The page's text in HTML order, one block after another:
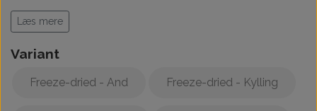
Du kan frit blande 4 poser for 100kr af alle varianter!
Læs mere
Variant
Freeze-dried - And Freeze-dried - Kylling